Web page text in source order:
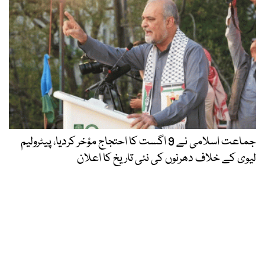
جماعت اسلامی نے 9 اگست کا احتجاج مؤخر کردیا، پیٹرولیم
لیوی کے خلاف دھرنوں کی نئی تاریخ کا اعلان